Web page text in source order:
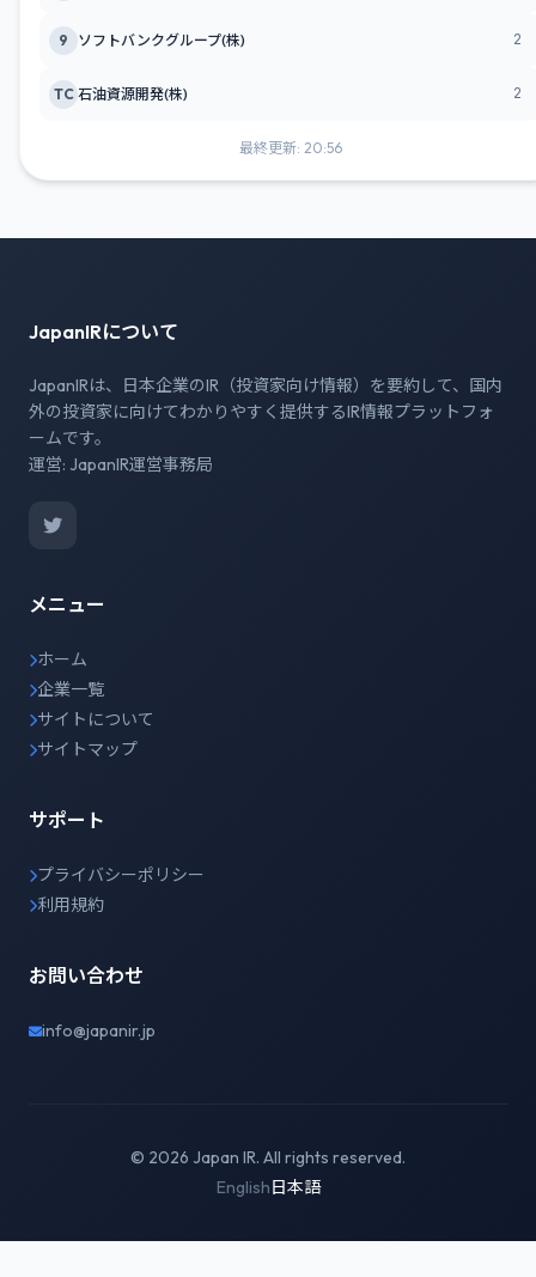
9 ソフトバンクグループ(株) 2
TC 石油資源開発(株) 2
最終更新: 20:56
JapanIRについて
JapanIRは、日本企業のIR（投資家向け情報）を要約して、国内
外の投資家に向けてわかりやすく提供するIR情報プラットフォ
ームです。
運営: JapanIR運営事務局
メニュー
ホーム
企業一覧
サイトについて
サイトマップ
サポート
プライバシーポリシー
利用規約
お問い合わせ
info@japanir.jp
© 2026 Japan IR. All rights reserved.
English日本語